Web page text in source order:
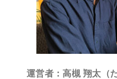
運営者：高槻 翔太（